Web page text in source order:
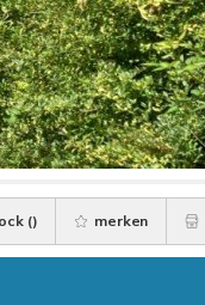
() merken